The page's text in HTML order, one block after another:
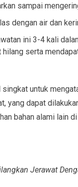
sampai
dengan air dan
ini 3-4 kali
hilang serta
untuk
yang dapat
bahan alami lain di
Jerawat